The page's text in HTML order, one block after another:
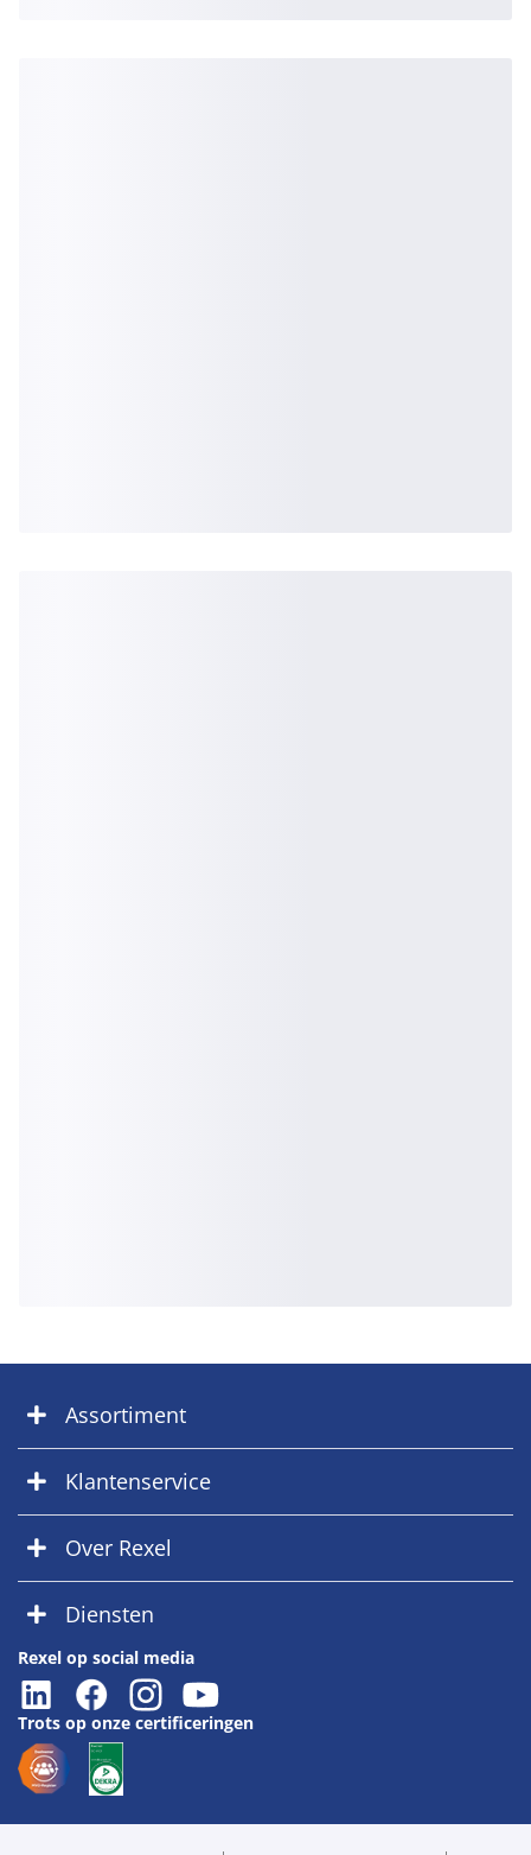
Assortiment
Klantenservice
Over Rexel
Diensten
Rexel op social media
Trots op onze certificeringen